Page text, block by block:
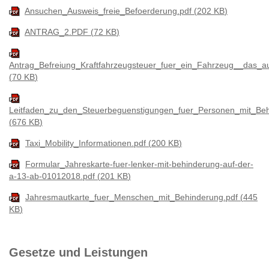
Ansuchen_Ausweis_freie_Befoerderung.pdf 202 KB
ANTRAG_2.PDF 72 KB
70 KB
676 KB
Taxi_Mobility_Informationen.pdf 200 KB
Formular_Jahreskarte-fuer-lenker-mit-behinderung-auf-der-
a-13-ab-01012018.pdf
201 KB
Jahresmautkarte_fuer_Menschen_mit_Behinderung.pdf 445
KB
Gesetze und Leistungen